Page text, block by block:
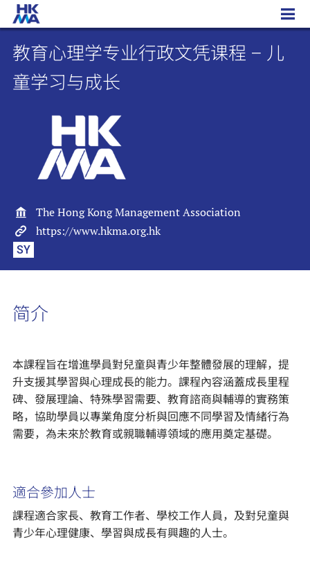
教育心理学专业行政文凭课程 – 儿童学习与成长
教育心理学专业行政文凭课程 – 儿
童学习与成长
The Hong Kong Management Association
https://www.hkma.org.hk
SY
简介
本課程旨在增進學員對兒童與青少年整體發展的理解，提
升支援其學習與心理成長的能力。課程內容涵蓋成長里程
碑、發展理論、特殊學習需要、教育諮商與輔導的實務策
略，協助學員以專業角度分析與回應不同學習及情緒行為
需要，為未來於教育或親職輔導領域的應用奠定基礎。
適合參加人士
課程適合家長、教育工作者、學校工作人員，及對兒童與
青少年心理健康、學習與成長有興趣的人士。